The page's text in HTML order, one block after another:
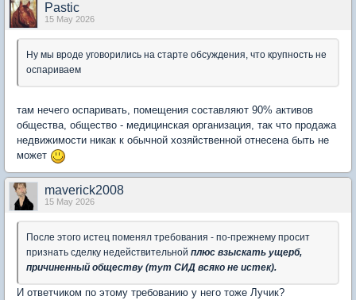
Pastic
15 May 2026
Ну мы вроде уговорились на старте обсуждения, что крупность не
оспариваем
там нечего оспаривать, помещения составляют 90% активов
общества, общество - медицинская организация, так что продажа
недвижимости никак к обычной хозяйственной отнесена быть не
может
maverick2008
15 May 2026
После этого истец поменял требования - по-прежнему просит
признать сделку недействительной плюс взыскать ущерб,
причиненный обществу (тут СИД всяко не истек).
И ответчиком по этому требованию у него тоже Лучик?